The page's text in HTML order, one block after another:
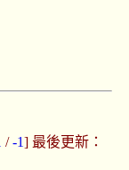
/-1] 最後更新：